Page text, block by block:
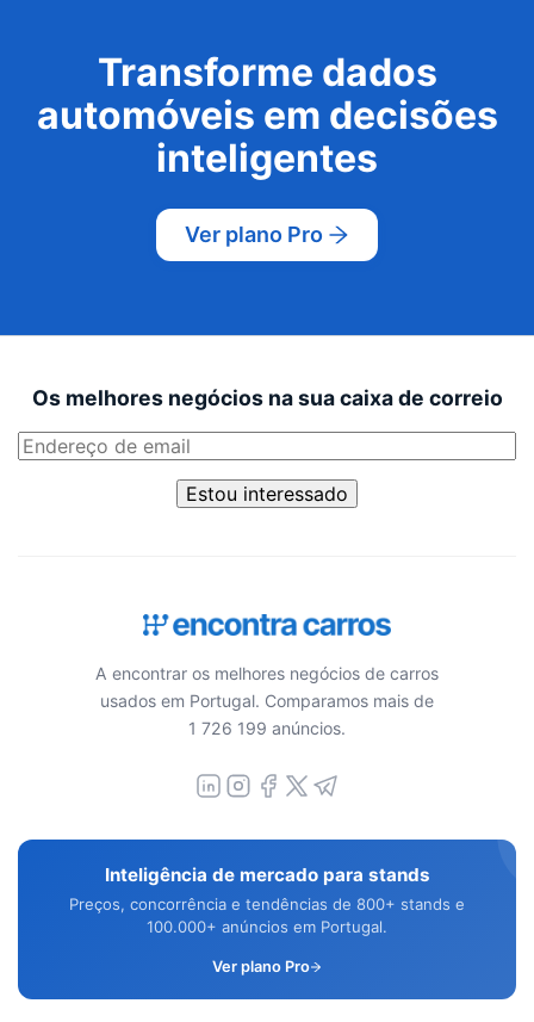
Transforme dados
automóveis em decisões
inteligentes
Ver plano Pro
Os melhores negócios na sua caixa de correio
Estou interessado
A encontrar os melhores negócios de carros
usados em Portugal. Comparamos mais de
1 726 199 anúncios.
Inteligência de mercado para stands
Preços, concorrência e tendências de 800+ stands e
100.000+ anúncios em Portugal.
Ver plano Pro